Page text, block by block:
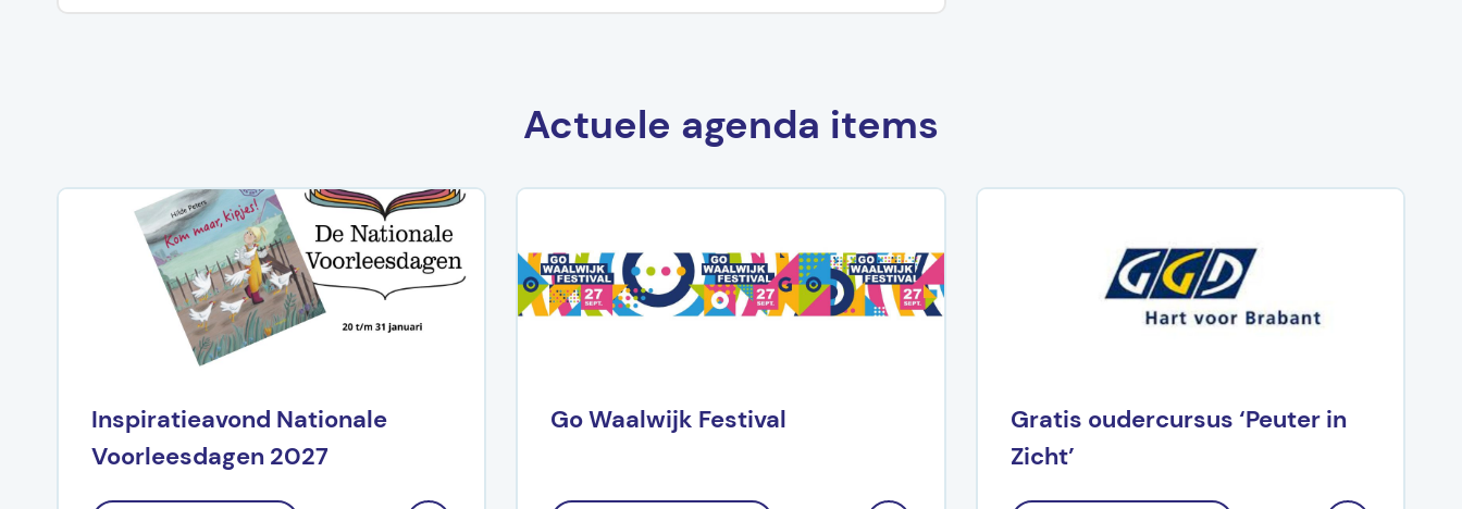
Actuele agenda items
Inspiratieavond Nationale
Voorleesdagen 2027
Go Waalwijk Festival
Gratis oudercursus ‘Peuter in
Zicht’